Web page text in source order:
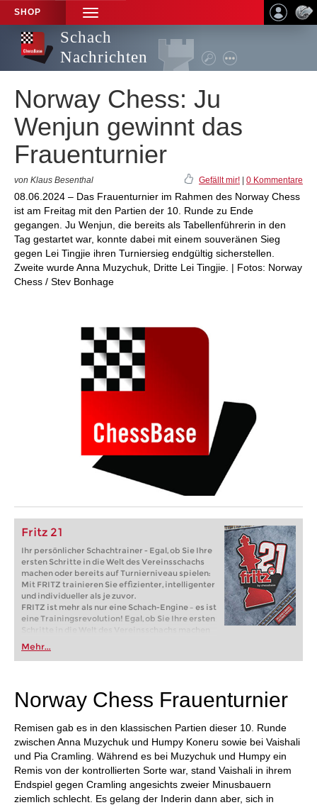
SHOP
TOGGLE
NAVIGATION
Schach
Nachrichten
Norway Chess: Ju
Wenjun gewinnt das
Frauenturnier
von Klaus Besenthal Gefällt mir! 0 Kommentare
08.06.2024 – Das Frauenturnier im Rahmen des Norway Chess
ist am Freitag mit den Partien der 10. Runde zu Ende
gegangen. Ju Wenjun, die bereits als Tabellenführerin in den
Tag gestartet war, konnte dabei mit einem souveränen Sieg
gegen Lei Tingjie ihren Turniersieg endgültig sicherstellen.
Zweite wurde Anna Muzychuk, Dritte Lei Tingjie. | Fotos: Norway
Chess / Stev Bonhage
Fritz 21
Ihr persönlicher Schachtrainer - Egal, ob Sie Ihre
ersten Schritte in die Welt des Vereinsschachs
machen oder bereits auf Turnierniveau spielen:
Mit FRITZ trainieren Sie effizienter, intelligenter
und individueller als je zuvor.
FRITZ ist mehr als nur eine Schach-Engine – es ist
eine Trainingsrevolution! Egal, ob Sie Ihre ersten
Schritte in die Welt des Vereinsschachs machen
oder bereits auf Turnierniveau spielen: Mit
FRITZ trainieren Sie effizienter, intelligenter und
individueller als je zuvor.
Mehr...
Norway Chess Frauenturnier
Remisen gab es in den klassischen Partien dieser 10. Runde
zwischen Anna Muzychuk und Humpy Koneru sowie bei Vaishali
und Pia Cramling. Während es bei Muzychuk und Humpy ein
Remis von der kontrollierten Sorte war, stand Vaishali in ihrem
Endspiel gegen Cramling angesichts zweier Minusbauern
ziemlich schlecht. Es gelang der Inderin dann aber, sich in